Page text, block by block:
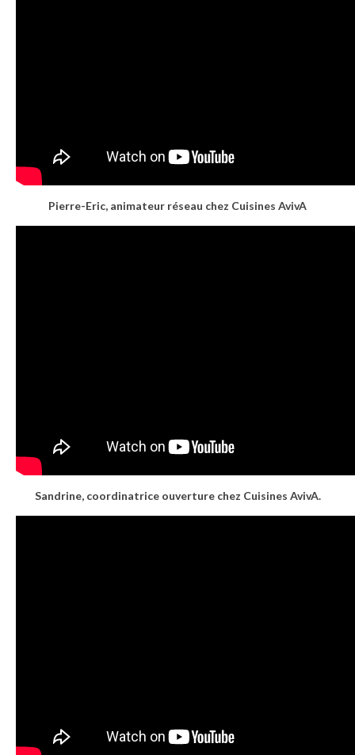
Pierre-Eric, animateur réseau chez Cuisines AvivA
Sandrine, coordinatrice ouverture chez Cuisines AvivA.